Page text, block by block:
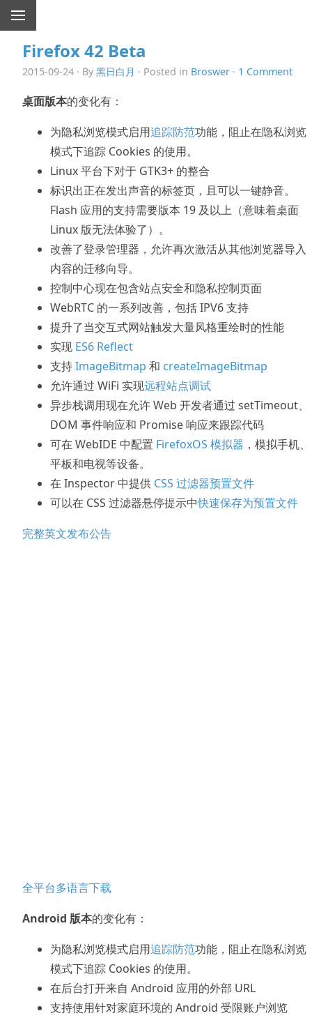
Firefox 42 Beta
2015-09-24 · By 黑日白月 · Posted in Broswer · 1 Comment
桌面版本的变化有：
为隐私浏览模式启用追踪防范功能，阻止在隐私浏览
模式下追踪 Cookies 的使用。
Linux 平台下对于 GTK3+ 的整合
标识出正在发出声音的标签页，且可以一键静音。
Flash 应用的支持需要版本 19 及以上（意味着桌面
Linux 版无法体验了）。
改善了登录管理器，允许再次激活从其他浏览器导入
内容的迁移向导。
控制中心现在包含站点安全和隐私控制页面
WebRTC 的一系列改善，包括 IPV6 支持
提升了当交互式网站触发大量风格重绘时的性能
实现 ES6 Reflect
支持ImageBitmap 和 createImageBitmap
允许通过 WiFi 实现远程站点调试
异步栈调用现在允许 Web 开发者通过 setTimeout、
DOM 事件响应和 Promise 响应来跟踪代码
可在 WebIDE 中配置 FirefoxOS 模拟器 ，模拟手机、
平板和电视等设备。
在 Inspector 中提供 CSS 过滤器预置文件
可以在 CSS 过滤器悬停提示中快速保存为预置文件
完整英文发布公告
全平台多语言下载
Android 版本的变化有：
为隐私浏览模式启用追踪防范功能，阻止在隐私浏览
模式下追踪 Cookies 的使用。
在后台打开来自 Android 应用的外部 URL
支持使用针对家庭环境的 Android 受限账户浏览